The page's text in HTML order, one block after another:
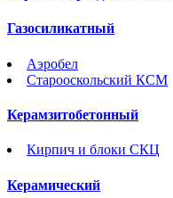
Газосиликатный
Аэробел
Старооскольский КСМ
Керамзитобетонный
Кирпич и блоки СКЦ
Керамический